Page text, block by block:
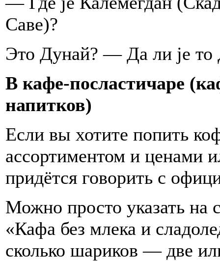
Саве)?
Это Дунай? — Да ли jе то
В кафе-посластичаре
напитков)
Если вы хотите попить
ассортиментом и ценами
придётся говорить с
Можно просто указать на
«Кафа без млека и
сколько шариков — две